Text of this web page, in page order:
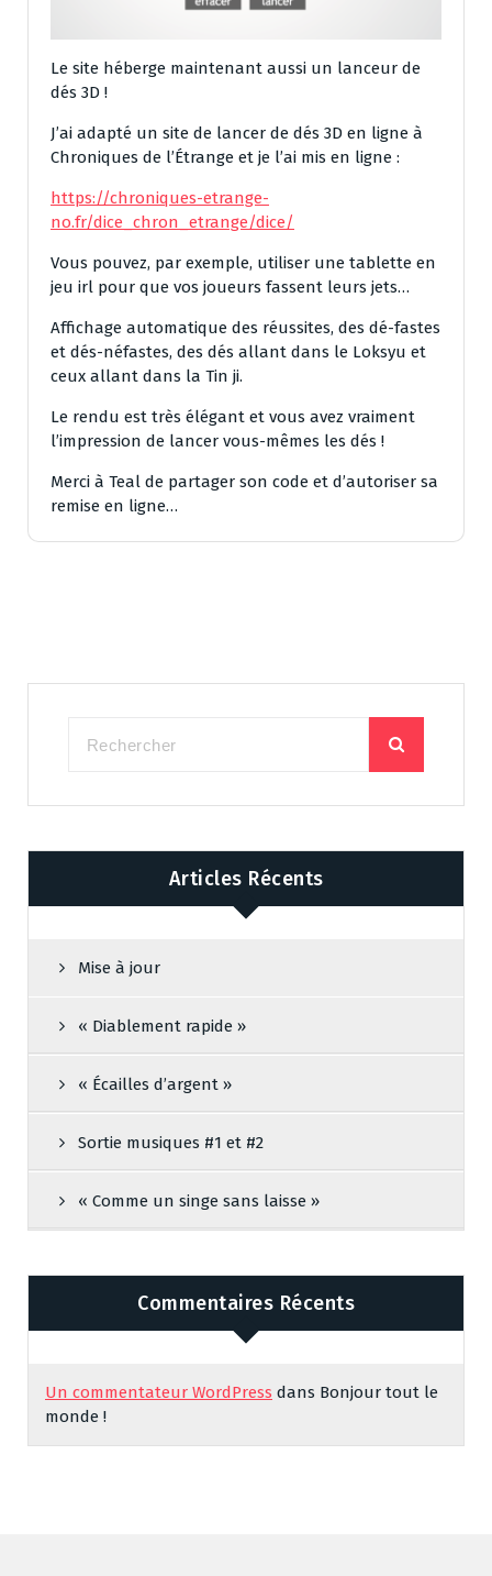
Le site héberge maintenant aussi un lanceur de
dés 3D !
J’ai adapté un site de lancer de dés 3D en ligne à
Chroniques de l’Étrange et je l’ai mis en ligne :
https://chroniques-etrange-
no.fr/dice_chron_etrange/dice/
Vous pouvez, par exemple, utiliser une tablette en
jeu irl pour que vos joueurs fassent leurs jets…
Affichage automatique des réussites, des dé-fastes
et dés-néfastes, des dés allant dans le Loksyu et
ceux allant dans la Tin ji.
Le rendu est très élégant et vous avez vraiment
l’impression de lancer vous-mêmes les dés !
Merci à Teal de partager son code et d’autoriser sa
remise en ligne…
Articles Récents
Mise à jour
« Diablement rapide »
« Écailles d’argent »
Sortie musiques #1 et #2
« Comme un singe sans laisse »
Commentaires Récents
Un commentateur WordPress dans Bonjour tout le
monde !